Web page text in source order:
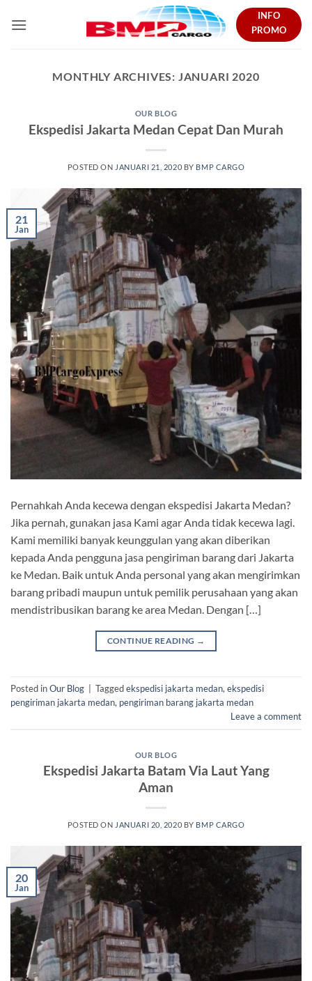
INFO
PROMO
MONTHLY ARCHIVES: JANUARI 2020
OUR BLOG
Ekspedisi Jakarta Medan Cepat Dan Murah
POSTED ON JANUARI 21, 2020 BY BMP CARGO
21
Jan
Pernahkah Anda kecewa dengan ekspedisi Jakarta Medan?
Jika pernah, gunakan jasa Kami agar Anda tidak kecewa lagi.
Kami memiliki banyak keunggulan yang akan diberikan
kepada Anda pengguna jasa pengiriman barang dari Jakarta
ke Medan. Baik untuk Anda personal yang akan mengirimkan
barang pribadi maupun untuk pemilik perusahaan yang akan
mendistribusikan barang ke area Medan. Dengan […]
CONTINUE READING →
Posted inOur Blog Taggedekspedisi jakarta medan, ekspedisi
pengiriman jakarta medan, pengiriman barang jakarta medan
Leave a comment
OUR BLOG
Ekspedisi Jakarta Batam Via Laut Yang
Aman
POSTED ON JANUARI 20, 2020 BY BMP CARGO
20
Jan